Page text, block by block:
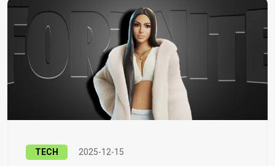
TECH 2025-12-15